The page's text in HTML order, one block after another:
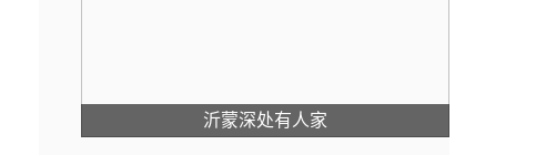
沂蒙深处有人家